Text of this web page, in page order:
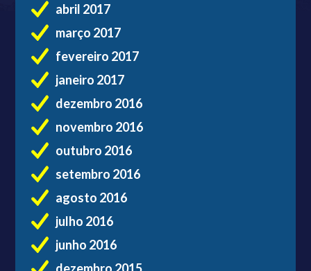
abril 2017
março 2017
fevereiro 2017
janeiro 2017
dezembro 2016
novembro 2016
outubro 2016
setembro 2016
agosto 2016
julho 2016
junho 2016